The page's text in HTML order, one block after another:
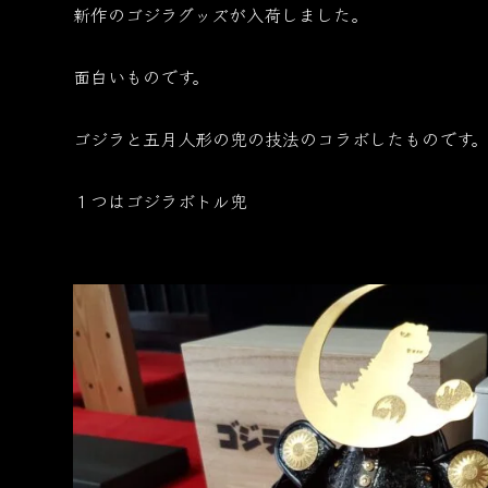
新作のゴジラグッズが入荷しました。
面白いものです。
ゴジラと五月人形の兜の技法のコラボしたものです。
１つはゴジラボトル兜